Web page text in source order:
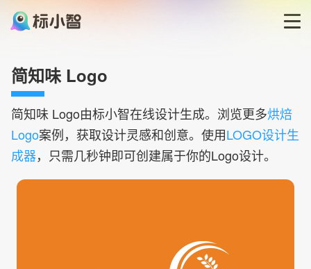
LOGO生成器
LOGO模板
简知味 Logo
简知味 Logo由标小智在线设计生成。浏览更多烘焙
Logo案例，获取设计灵感和创意。使用LOGO设计生
成器，只需几秒钟即可创建属于你的Logo设计。